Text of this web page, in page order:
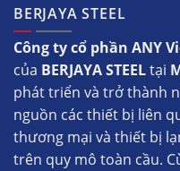
BERJAYA STEEL
Công ty cổ phần ANY
của BERJAYA STEELtại
phát triển và trở thành
nguồn các thiết bị liên
thương mại và thiết bị
trên quy mô toàn cầu.